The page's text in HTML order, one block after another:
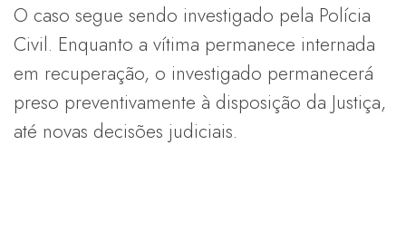
O caso segue sendo investigado pela Polícia
Civil. Enquanto a vítima permanece internada
em recuperação, o investigado permanecerá
preso preventivamente à disposição da Justiça,
até novas decisões judiciais.